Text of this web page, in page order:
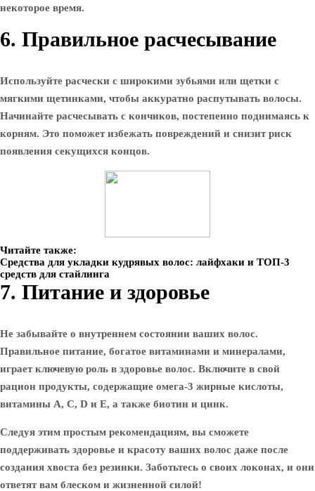
некоторое время.
6. Правильное расчесывание
Используйте расчески с широкими зубьями или щетки с
мягкими щетинками, чтобы аккуратно распутывать волосы.
Начинайте расчесывать с кончиков, постепенно поднимаясь к
корням. Это поможет избежать повреждений и снизит риск
появления секущихся концов.
Читайте также:
Средства для укладки кудрявых волос: лайфхаки и ТОП-3
средств для стайлинга
7. Питание и здоровье
Не забывайте о внутреннем состоянии ваших волос.
Правильное питание, богатое витаминами и минералами,
играет ключевую роль в здоровье волос. Включите в свой
рацион продукты, содержащие омега-3 жирные кислоты,
витамины A, C, D и E, а также биотин и цинк.
Следуя этим простым рекомендациям, вы сможете
поддерживать здоровье и красоту ваших волос даже после
создания хвоста без резинки. Заботьтесь о своих локонах, и они
ответят вам блеском и жизненной силой!